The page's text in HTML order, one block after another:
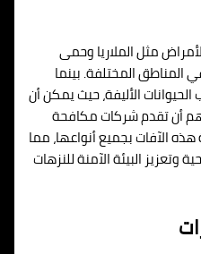
مثل الملاريا وحمى
المناطق المختلفة. بينما
الأليفة، حيث يمكن أن
أن تقدم شركات مكافحة
الآفات بجميع أنواعها، مما
البيئة الآمنة للنزهات